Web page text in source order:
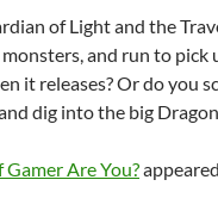
of Light and the
and run to pick
it releases? Or do you
dig into the big
Are You?